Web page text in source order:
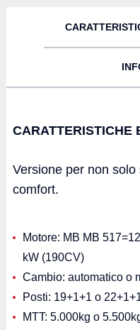
CARATTERISTICHE
Versione per non
comfort.
Motore: MB MB
kW (190CV)
Cambio: automatico o
Posti: 19+1+1 o
MTT: 5.000kg o